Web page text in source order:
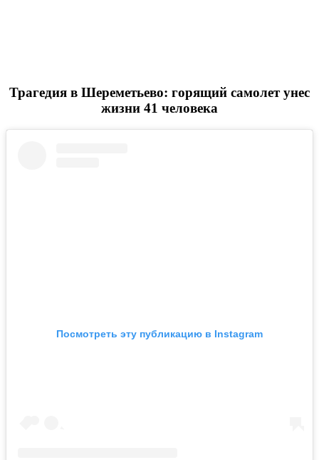
Трагедия в Шереметьево: горящий самолет унес
жизни 41 человека
Посмотреть эту публикацию в Instagram